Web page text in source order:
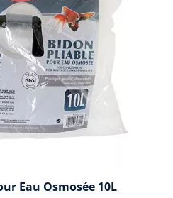
Eau Osmosée 10L